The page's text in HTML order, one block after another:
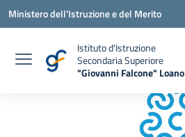
Vai ai contenuti
Vai al menu di navigazione
Vai al footer
Ministero dell'Istruzione e del Merito
Istituto d'Istruzione
Secondaria Superiore
"Giovanni Falcone" Loano